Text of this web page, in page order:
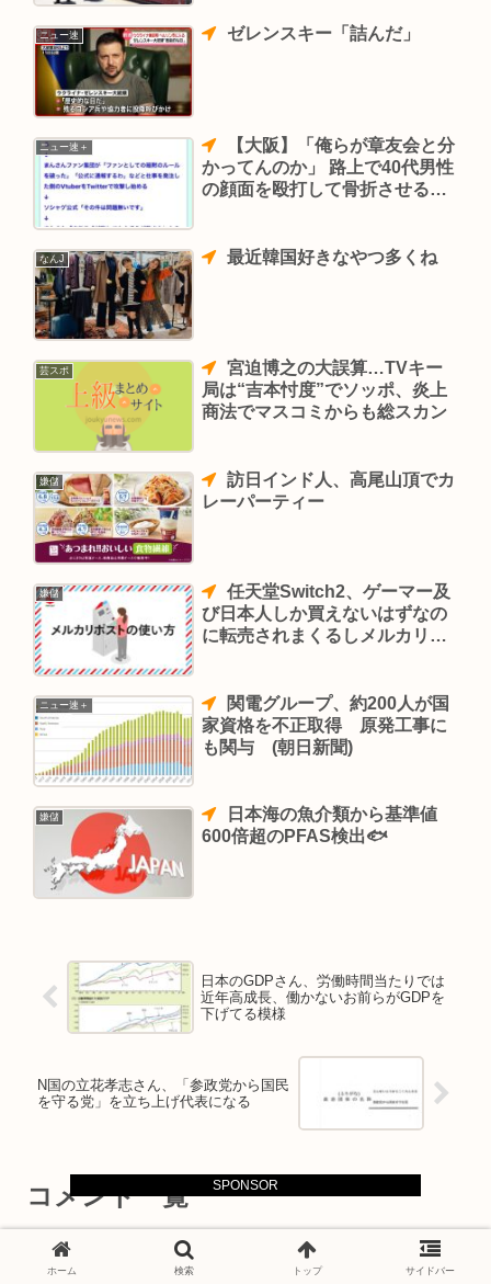
SPONSOR
ニュー速 ゼレンスキー「詰んだ」
ニュー速＋
かってんのか」 路上で40代男性
の顔面を殴打して骨折させる
なんJ 最近韓国好きなやつ多くね
芸スポ
宮迫博之の大誤算…TVキー
局は“吉本忖度”でソッポ、炎上
商法でマスコミからも総スカン
嫌儲
訪日インド人、高尾山頂でカ
レーパーティー
嫌儲
任天堂Switch2、ゲーマー及
び日本人しか買えないはずなの
に転売されまくるしメルカリは
ニュー速＋
家資格を不正取得 原発工事に
も関与 (朝日新聞)
嫌儲
600倍超のPFAS検出🐟
日本のGDPさん、労働時間当たりでは
近年高成長、働かないお前らがGDPを
下げてる模様
N国の立花孝志さん、「参政党から国民
を守る党」を立ち上げ代表になる
コメント一覧
コメントをどうぞ
ホーム 検索 トップ サイドバー